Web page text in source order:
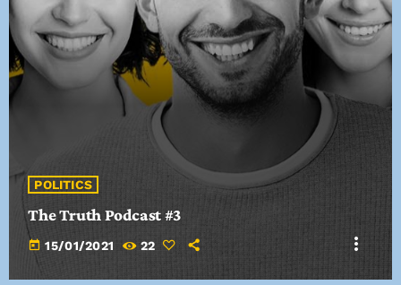
POLITICS
The Truth Podcast #3
today 15/01/2021 22 more_vert